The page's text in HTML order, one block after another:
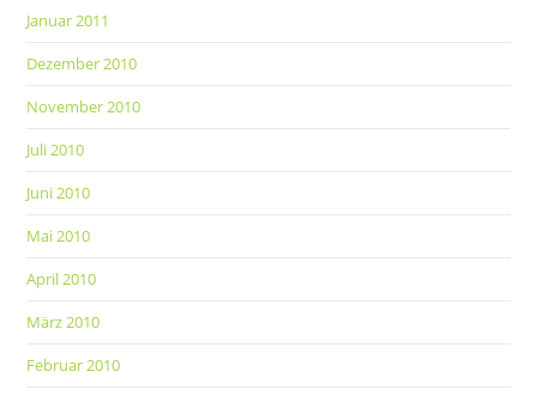
Januar 2011
Dezember 2010
November 2010
Juli 2010
Juni 2010
Mai 2010
April 2010
März 2010
Februar 2010